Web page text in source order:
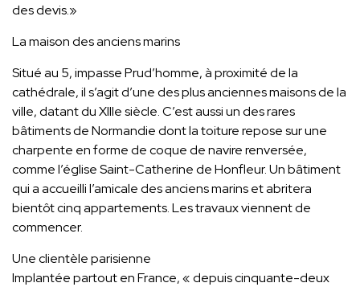
des devis.»
La maison des anciens marins
Situé au 5, impasse Prud’homme, à proximité de la
cathédrale, il s’agit d’une des plus anciennes maisons de la
ville, datant du XIIIe siècle. C’est aussi un des rares
bâtiments de Normandie dont la toiture repose sur une
charpente en forme de coque de navire renversée,
comme l’église Saint-Catherine de Honfleur. Un bâtiment
qui a accueilli l’amicale des anciens marins et abritera
bientôt cinq appartements. Les travaux viennent de
commencer.
Une clientèle parisienne
Implantée partout en France, « depuis cinquante-deux